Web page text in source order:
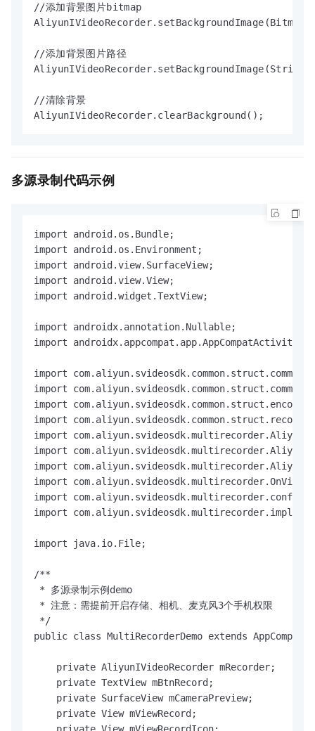
//添加背景图片bitmap
AliyunIVideoRecorder.setBackgroundImage(Bitmap
//添加背景图片路径
AliyunIVideoRecorder.setBackgroundImage(String
//清除背景
AliyunIVideoRecorder.clearBackground();
多源录制代码示例
import android.os.Bundle;
import android.os.Environment;
import android.view.SurfaceView;
import android.view.View;
import android.widget.TextView;
import androidx.annotation.Nullable;
import androidx.appcompat.app.AppCompatActivity;
import
import
import
import
import
import
import
import
import
import
import java.io.File;
/**
* 多源录制示例demo
* 注意：需提前开启存储、相机、麦克风3个手机权限
*/
public class MultiRecorderDemo extends
    private AliyunIVideoRecorder mRecorder;
    private TextView mBtnRecord;
    private SurfaceView mCameraPreview;
    private View mViewRecord;